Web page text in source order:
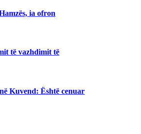
ia ofron
të vazhdimit të
Kuvend: Është cenuar